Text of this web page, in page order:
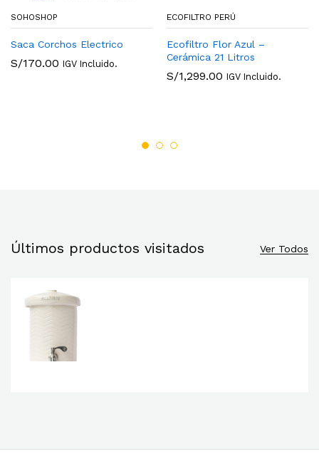
SOHOSHOP
Saca Corchos Electrico
S/170.00 IGV Incluido.
ECOFILTRO PERÚ
Ecofiltro Flor Azul –
Cerámica 21 Litros
S/1,299.00 IGV Incluido.
Últimos productos visitados Ver Todos